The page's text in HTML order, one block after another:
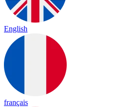
English
français